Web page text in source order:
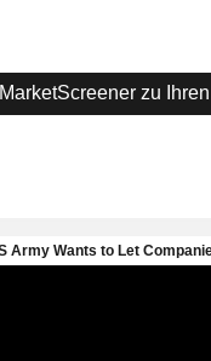
MarketScreener zu